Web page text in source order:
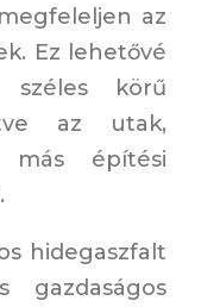
az
Ez lehetővé
széles körű
az utak,
más építési
hidegaszfalt
gazdaságos